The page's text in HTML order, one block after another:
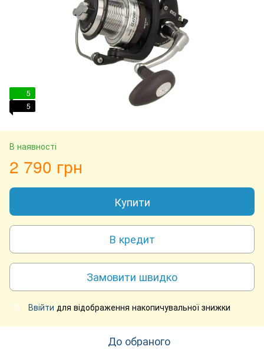
5
5
В наявності
2 790 грн
Купити
В кредит
Замовити швидко
% Ввійти для відображення накопичувальної знижки
До обраного